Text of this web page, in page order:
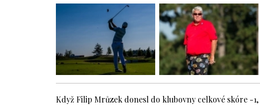
Když Filip Mrůzek donesl do klubovny celkové skóre -